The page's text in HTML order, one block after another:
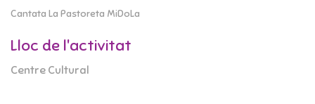
Cantata La Pastoreta MiDoLa
Lloc de l'activitat
Centre Cultural